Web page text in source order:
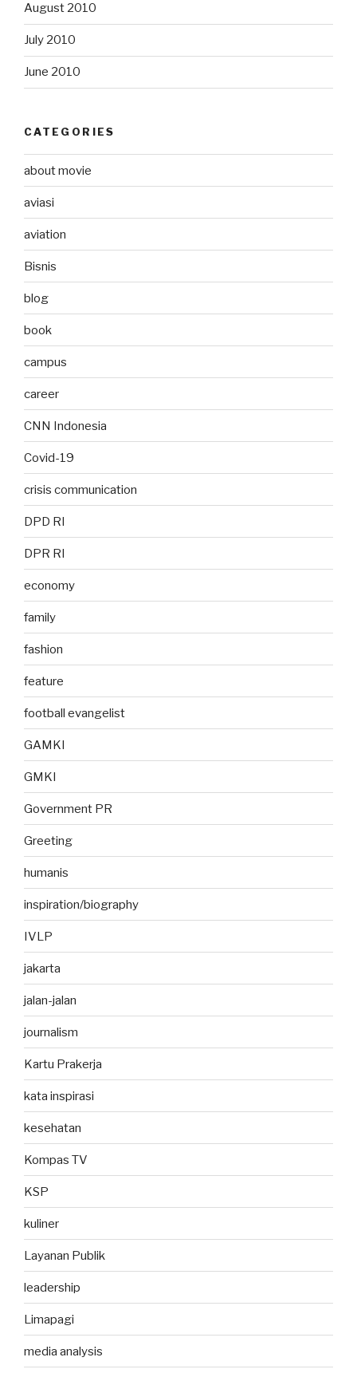
August 2010
July 2010
June 2010
CATEGORIES
about movie
aviasi
aviation
Bisnis
blog
book
campus
career
CNN Indonesia
Covid-19
crisis communication
DPD RI
DPR RI
economy
family
fashion
feature
football evangelist
GAMKI
GMKI
Government PR
Greeting
humanis
inspiration/biography
IVLP
jakarta
jalan-jalan
journalism
Kartu Prakerja
kata inspirasi
kesehatan
Kompas TV
KSP
kuliner
Layanan Publik
leadership
Limapagi
media analysis